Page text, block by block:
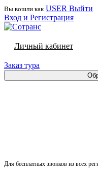
Вы вошли как USER Выйти
Вход и Регистрация
Личный кабинет
Заказ тура
Для бесплатных звонков из всех